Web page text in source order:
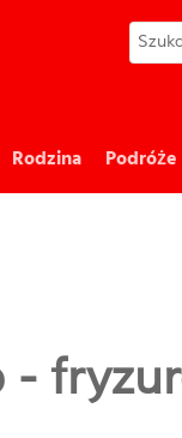
Rodzina Podróże
-